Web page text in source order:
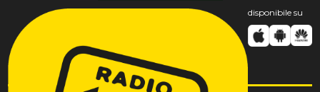
disponibile su